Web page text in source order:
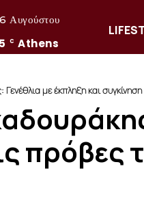
Αυγούστου
C Athens
με έκπληξη και
πρόβες